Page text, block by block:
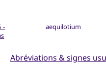
-
aequilotium
Abréviations & signes